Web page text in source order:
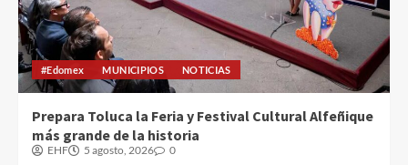
#Edomex MUNICIPIOS NOTICIAS
Prepara Toluca la Feria y Festival Cultural Alfeñique
más grande de la historia
EHF 5 agosto, 2026 0